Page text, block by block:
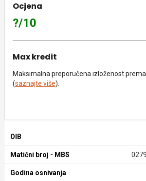
Ocjena
?/10
Max kredit
Maksimalna preporučena izloženost
(saznajte više).
OIB
Matični broj - MBS
Godina osnivanja